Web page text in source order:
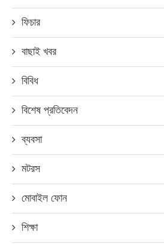
ফিচার
বাছাই খবর
বিবিধ
বিশেষ প্রতিবেদন
ব্যবসা
মটরস
মোবাইল ফোন
শিক্ষা